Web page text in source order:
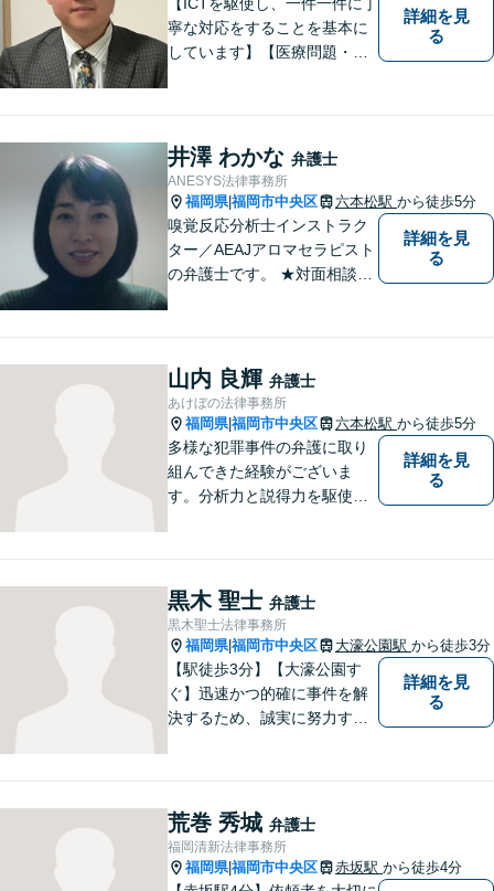
寧な対応をすることを基本に
しています】【医療問題・交
応】【遠隔地からのご依頼・
ご相談歓迎】あなたのために
全力で事件と向き合います！
詳細を見
る
井澤 わかな 弁護士
ANESYS法律事務所
福岡県|福岡市中央区 六本松駅 から徒歩5分
嗅覚反応分析士インストラク
ター／AEAJアロマセラピスト
の弁護士です。 ★対面相談が
日／夜間も、時間帯等によっ
て対応可です ★法テラス利用
は、一応可能です
詳細を見
る
山内 良輝 弁護士
あけぼの法律事務所
福岡県|福岡市中央区 六本松駅 から徒歩5分
多様な犯罪事件の弁護に取り
組んできた経験がございま
す。分析力と説得力を駆使
詳細を見
る
黒木 聖士 弁護士
黒木聖士法律事務所
福岡県|福岡市中央区 大濠公園駅 から徒歩3分
【駅徒歩3分】【大濠公園す
ぐ】迅速かつ的確に事件を解
決するため、誠実に努力する
詳細を見
る
荒巻 秀城 弁護士
福岡清新法律事務所
福岡県|福岡市中央区 赤坂駅 から徒歩4分